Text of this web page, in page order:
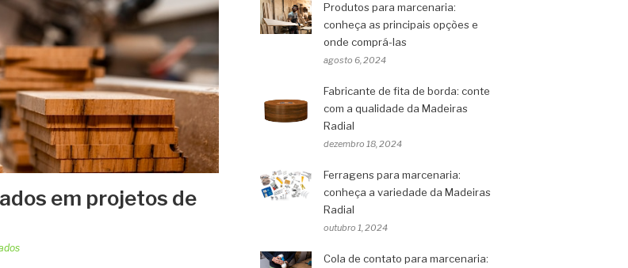
em projetos de
Produtos para marcenaria:
conheça as principais opções e
onde comprá-las
agosto 6, 2024
Fabricante de fita de borda: conte
com a qualidade da Madeiras
Radial
dezembro 18, 2024
Ferragens para marcenaria:
conheça a variedade da Madeiras
Radial
outubro 1, 2024
Cola de contato para marcenaria: